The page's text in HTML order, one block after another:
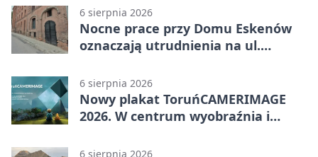
6 sierpnia 2026
Nocne prace przy Domu Eskenów
oznaczają utrudnienia na ul.
6 sierpnia 2026
Nowy plakat ToruńCAMERIMAGE
2026. W centrum wyobraźnia i
6 sierpnia 2026